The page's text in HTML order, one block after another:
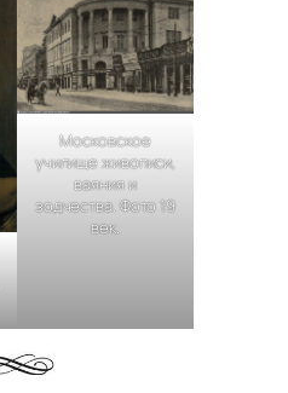
Московское
училище живописи,
ваяния и
зодчества. Фото 19
век.